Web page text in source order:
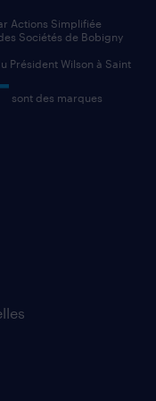
Actions Simplifiée
Sociétés de Bobigny
Président Wilson à Saint
sont des marques